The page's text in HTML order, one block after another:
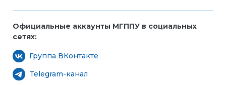
Официальные аккаунты МГППУ в социальных
сетях:
Группа ВКонтакте
Telegram-канал